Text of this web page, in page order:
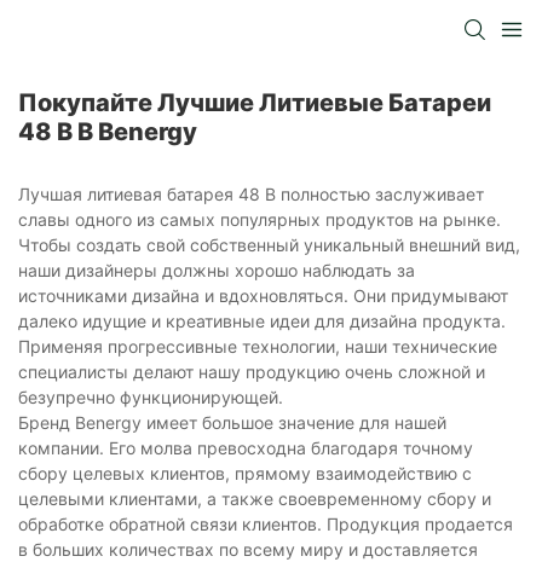
Покупайте Лучшие Литиевые Батареи
48 В В Benergy
Лучшая литиевая батарея 48 В полностью заслуживает
славы одного из самых популярных продуктов на рынке.
Чтобы создать свой собственный уникальный внешний вид,
наши дизайнеры должны хорошо наблюдать за
источниками дизайна и вдохновляться. Они придумывают
далеко идущие и креативные идеи для дизайна продукта.
Применяя прогрессивные технологии, наши технические
специалисты делают нашу продукцию очень сложной и
безупречно функционирующей.
Бренд Benergy имеет большое значение для нашей
компании. Его молва превосходна благодаря точному
сбору целевых клиентов, прямому взаимодействию с
целевыми клиентами, а также своевременному сбору и
обработке обратной связи клиентов. Продукция продается
в больших количествах по всему миру и доставляется